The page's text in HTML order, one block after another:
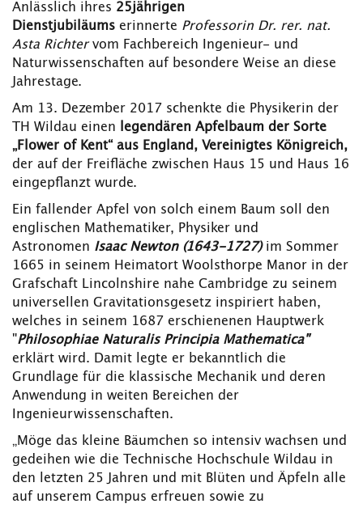
Anlässlich ihres 25jährigen
Dienstjubiläums erinnerte Professorin Dr. rer. nat.
Asta Richtervom Fachbereich Ingenieur- und
Naturwissenschaften auf besondere Weise an diese
Jahrestage.
Am 13. Dezember 2017 schenkte die Physikerin der
TH Wildau einen
legendären Apfelbaum der Sorte
„Flower of Kent“ aus England, Vereinigtes Königreich,
der auf der Freifläche zwischen Haus 15 und Haus 16
eingepflanzt wurde.
Ein fallender Apfel von solch einem Baum soll den
englischen Mathematiker, Physiker und
Astronomen Isaac Newton (1643-1727)im Sommer
1665 in seinem Heimatort Woolsthorpe Manor in der
Grafschaft Lincolnshire nahe Cambridge zu seinem
universellen Gravitationsgesetz inspiriert haben,
welches in seinem 1687 erschienenen Hauptwerk
"Philosophiae Naturalis Principia Mathematica"
erklärt wird. Damit legte er bekanntlich die
Grundlage für die klassische Mechanik und deren
Anwendung in weiten Bereichen der
Ingenieurwissenschaften.
„Möge das kleine Bäumchen so intensiv wachsen und
gedeihen wie die Technische Hochschule Wildau in
den letzten 25 Jahren und mit Blüten und Äpfeln alle
auf unserem Campus erfreuen sowie zu